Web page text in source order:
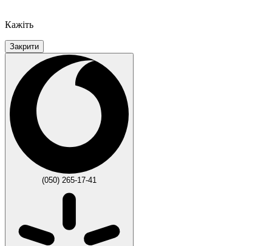
Кажіть
Закрити
(050) 265-17-41